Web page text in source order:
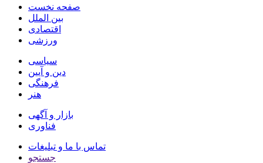
صفحه نخست
بین الملل
اقتصادی
ورزشی
سیاسی
دین و آیین
فرهنگی
هنر
بازار و آگهی
فناوری
تماس با ما و تبلیغات
جستجو